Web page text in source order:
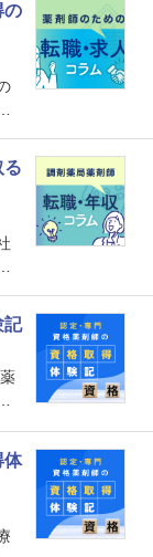
の
る
記
体